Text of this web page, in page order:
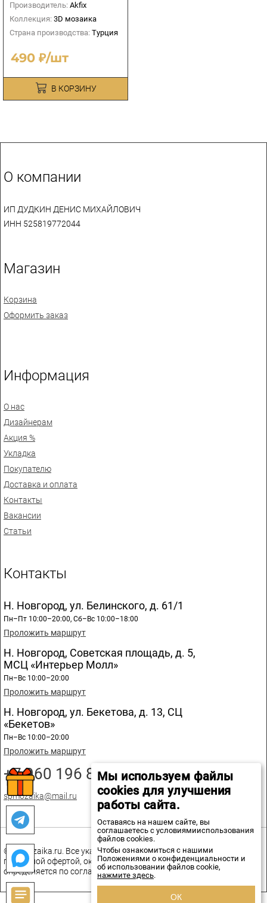
Производитель: Akfix
Коллекция: 3D мозаика
Страна производства: Турция
490 ₽/шт
В КОРЗИНУ
О компании
ИП ДУДКИН ДЕНИС МИХАЙЛОВИЧ
ИНН 525819772044
Магазин
Корзина
Оформить заказ
Информация
О нас
Дизайнерам
Акция %
Укладка
Покупателю
Доставка и оплата
Контакты
Вакансии
Статьи
Контакты
Н. Новгород, ул. Белинского, д. 61/1
Пн–Пт 10:00–20:00, Сб–Вс 10:00–18:00
Проложить маршрут
Н. Новгород, Советская площадь, д. 5,
МСЦ «Интерьер Молл»
Пн–Вс 10:00–20:00
Проложить маршрут
Н. Новгород, ул. Бекетова, д. 13, СЦ
«Бекетов»
Пн–Вс 10:00–20:00
Проложить маршрут
+7 960 196 89 20
spmozaika@mail.ru
© spmozaika.ru. Все указанные на сайте цены не являются
публичной офертой, окончательная стоимость товаров
определяется по соглашению сторон.
Мы используем файлы
cookies для улучшения
работы сайта.
Оставаясь на нашем сайте, вы
соглашаетесь с условиямииспользования
файлов cookies.
Чтобы ознакомиться с нашими
Положениями о конфиденциальности и
об использовании файлов cookie,
нажмите здесь.
ОК